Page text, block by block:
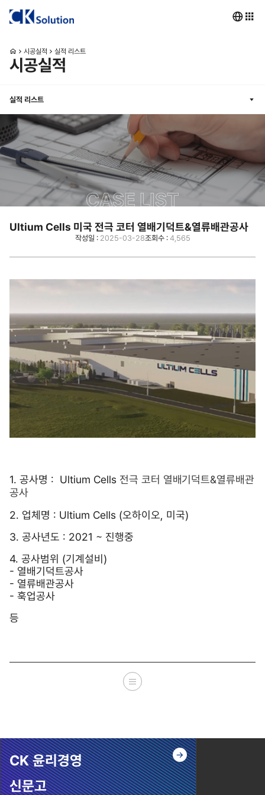
시공실적 실적 리스트
시공실적
실적 리스트
CASE LIST
Ultium Cells 미국 전극 코터 열배기덕트&열류배관공사
작성일 : 2025-03-28조회수 : 4,565
1. 공사명 : Ultium Cells 전극 코터 열배기덕트&열류배관
공사
2. 업체명 : Ultium Cells (오하이오, 미국)
3. 공사년도 : 2021 ~ 진행중
4. 공사범위 (기계설비)
- 열배기덕트공사
- 열류배관공사
- 훅업공사
등
CK 윤리경영
신문고